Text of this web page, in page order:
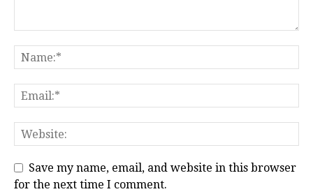
Save my name, email, and website in this browser
for the next time I comment.